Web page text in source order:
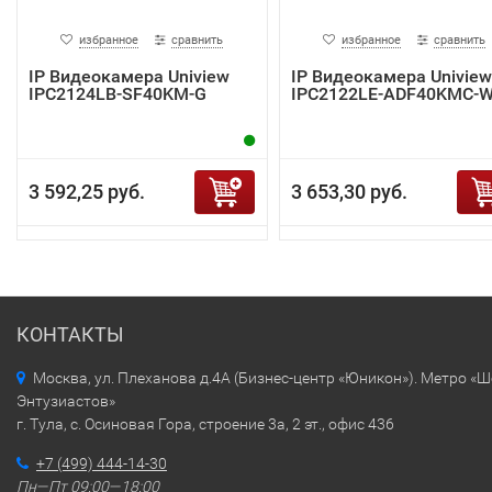
избранное сравнить
IP Видеокамера Uniview
IPC2124LB-SF40KM-G
3 592,25 руб.
избранное сравнить
IP Видеокамера Uniview
IPC2122LE-ADF40KMC-
3 653,30 руб.
КОНТАКТЫ
Москва, ул. Плеханова д.4А (Бизнес-центр «Юникон»). Метро
Энтузиастов»
г. Тула, с. Осиновая Гора, строение 3а, 2 эт., офис 436
+7 (499) 444-14-30
Пн—Пт 09:00—18:00